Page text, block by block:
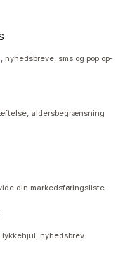
sms og pop op-
aldersbegrænsning
din markedsføringsliste
lykkehjul, nyhedsbrev